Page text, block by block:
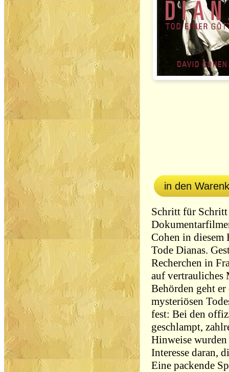
in den
Schritt für
Cohen in diesem
Tode Dianas.
Recherchen in
auf vertrauliches
Behörden geht
mysteriösen
fest: Bei den
geschlampt,
Hinweise
Interesse daran,
Eine packende